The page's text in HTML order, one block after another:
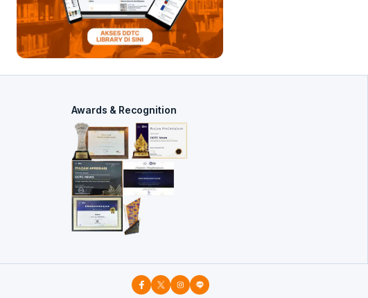
Awards & Recognition